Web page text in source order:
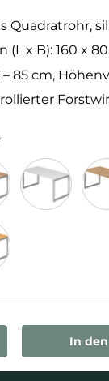
Quadratrohr,
(L x B): 160 x
– 85 cm,
Silber
erhöhen
In